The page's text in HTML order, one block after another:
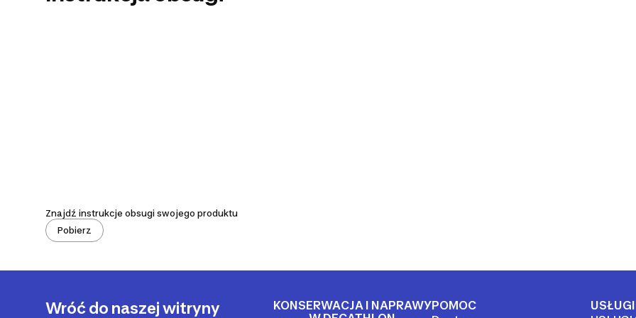
Znajdź instrukcje obsugi swojego produktu
Pobierz
Wróć do naszej witryny
KONSERWACJA I NAPRAWYPOMOC
USŁUGI